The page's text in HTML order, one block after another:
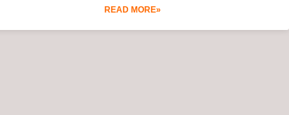
READ MORE»